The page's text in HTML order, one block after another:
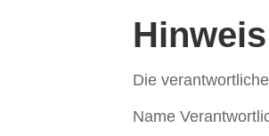
Die
Name